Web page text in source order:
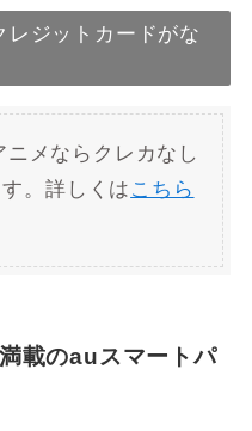
ジットカードがな
メならクレカなし
。詳しくは こちら
載のauスマートパ